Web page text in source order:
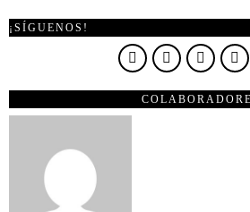
¡SÍGUENOS!